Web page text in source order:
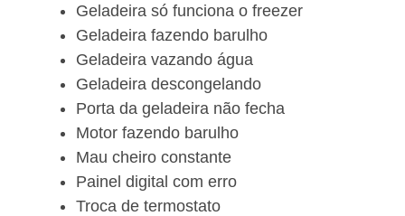
Geladeira só funciona o freezer
Geladeira fazendo barulho
Geladeira vazando água
Geladeira descongelando
Porta da geladeira não fecha
Motor fazendo barulho
Mau cheiro constante
Painel digital com erro
Troca de termostato